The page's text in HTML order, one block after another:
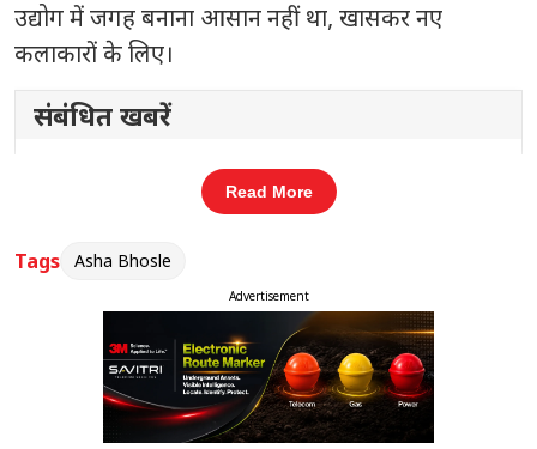
उद्योग में जगह बनाना आसान नहीं था, खासकर नए
कलाकारों के लिए।
संबंधित खबरें
16 करोड़ बकाया, राजपाल यादव की
संपत्तियां होंगी नीलाम
हालांकि, उनकी मेहनत और लगातार अभ्यास ने उन्हें धीरे-
धीरे आगे बढ़ाया। उन्होंने हर तरह के गाने गाए और अपनी
versatility को साबित किया। उनका मानना था कि एक
कलाकार को किसी एक शैली में सीमित नहीं रहना चाहिए,
Read More
Tags Asha Bhosle
Advertisement